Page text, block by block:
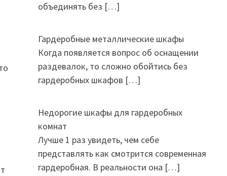
объединять без […]
Гардеробные металлические шкафы
Когда появляется вопрос об оснащении
раздевалок, то сложно обойтись без
гардеробных шкафов […]
Недорогие шкафы для гардеробных
комнат
Лучше 1 раз увидеть, чем себе
представлять как смотрится современная
гардеробная. В реальности она […]